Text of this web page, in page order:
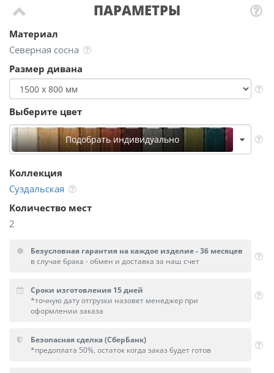
ПАРАМЕТРЫ
Материал
Северная сосна
Размер дивана
Выберите цвет
Подобрать индивидуально
Коллекция
Суздальская
Количество мест
2
Безусловная гарантия на каждое изделие - 36 месяцев
в случае брака - обмен и доставка за наш счет
Сроки изготовления 15 дней
*точную дату отгрузки назовет менеджер при
оформлении заказа
Безопасная сделка (СберБанк)
*предоплата 50%, остаток когда заказ будет готов